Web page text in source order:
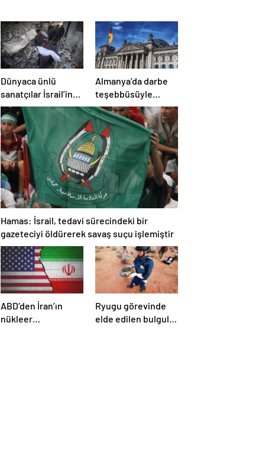
Dünyaca ünlü
sanatçılar İsrail’in
Gazze’deki
soykırımını kınadı
Almanya’da darbe
teşebbüsüyle
suçlanan örgüte ait
dernek yasaklandı
Hamas: İsrail, tedavi sürecindeki bir
gazeteciyi öldürerek savaş suçu işlemiştir
ABD’den İran’ın
nükleer
Ryugu görevinde
elde edilen bulgular